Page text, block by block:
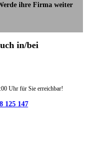
ihre Firma weiter
in/bei
Uhr für Sie erreichbar!
125 147